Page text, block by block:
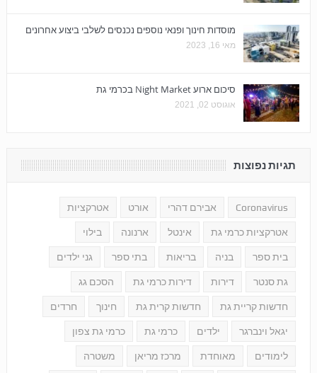
מוסדות חינוך ופנאי נוספים נכנסים לשלבי ביצוע אחרונים
מאי 16, 2023
סיכום ארוע Night Market בכרמי גת
אוגוסט 02, 2021
תגיות נפוצות
Coronavirus אבירם דהרי אורט אטרקציות
אטרקציות כרמי גת אינטל ארנונה בילוי
בית ספר בניה בריאות בתי ספר גני ילדים
גת סנטר דירות דירות כרמי גת הסכם גג
חדשות קריית גת חדשות קרית גת חינוך חרדים
יגאל וינברגר ילדים כרמי גת כרמי גת צפון
לימודים מאוחדת מרכז מריאן משטרה